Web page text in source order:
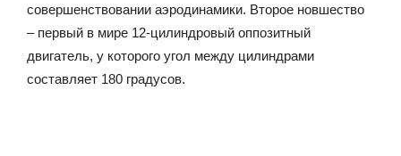
совершенствовании аэродинамики. Второе новшество
– первый в мире 12-цилиндровый оппозитный
двигатель, у которого угол между цилиндрами
составляет 180 градусов.